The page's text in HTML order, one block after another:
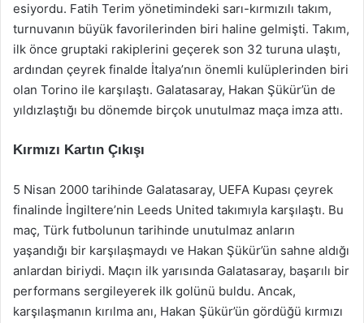
esiyordu. Fatih Terim yönetimindeki sarı-kırmızılı takım,
turnuvanın büyük favorilerinden biri haline gelmişti. Takım,
ilk önce gruptaki rakiplerini geçerek son 32 turuna ulaştı,
ardından çeyrek finalde İtalya’nın önemli kulüplerinden biri
olan Torino ile karşılaştı. Galatasaray, Hakan Şükür’ün de
yıldızlaştığı bu dönemde birçok unutulmaz maça imza attı.
Kırmızı Kartın Çıkışı
5 Nisan 2000 tarihinde Galatasaray, UEFA Kupası çeyrek
finalinde İngiltere’nin Leeds United takımıyla karşılaştı. Bu
maç, Türk futbolunun tarihinde unutulmaz anların
yaşandığı bir karşılaşmaydı ve Hakan Şükür’ün sahne aldığı
anlardan biriydi. Maçın ilk yarısında Galatasaray, başarılı bir
performans sergileyerek ilk golünü buldu. Ancak,
karşılaşmanın kırılma anı, Hakan Şükür’ün gördüğü kırmızı